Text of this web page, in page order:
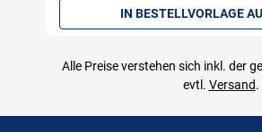
IN BESTELLVORLAGE
Alle Preise verstehen sich inkl. der
evtl. Versand.